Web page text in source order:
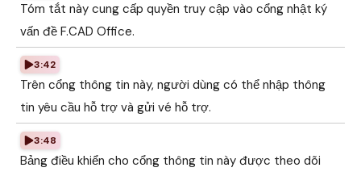
Tóm tắt này cung cấp quyền truy cập vào cổng nhật ký
vấn đề F.CAD Office.
3:42
Trên cổng thông tin này, người dùng có thể nhập thông
tin yêu cầu hỗ trợ và gửi vé hỗ trợ.
3:48
Bảng điều khiển cho cổng thông tin này được theo dõi